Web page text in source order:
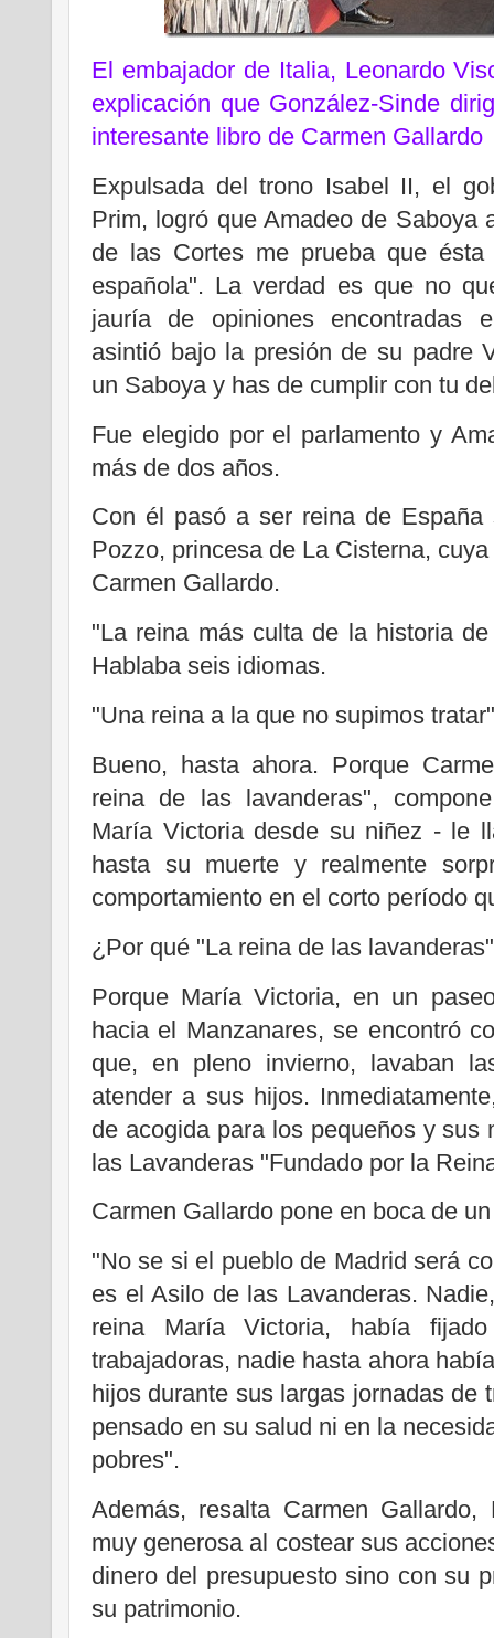
El embajador de Italia, Leonardo
explicación que González-Sinde
interesante libro de Carmen Gallardo
Expulsada del trono Isabel II, el
Prim, logró que Amadeo de Saboya
de las Cortes me prueba que
española". La verdad es que no
jauría de opiniones encontradas
asintió bajo la presión de su padre
un Saboya y has de cumplir con tu
Fue elegido por el parlamento y
más de dos años.
Con él pasó a ser reina de
Pozzo, princesa de La Cisterna,
Carmen Gallardo.
"La reina más culta de la historia
Hablaba seis idiomas.
"Una reina a la que no supimos
Bueno, hasta ahora. Porque
reina de las lavanderas",
María Victoria desde su niñez - le
hasta su muerte y realmente
comportamiento en el corto período
¿Por qué "La reina de las
Porque María Victoria, en un
hacia el Manzanares, se encontró
que, en pleno invierno, lavaban
atender a sus hijos.
de acogida para los pequeños y
las Lavanderas "Fundado por la
Carmen Gallardo pone en boca de
"No se si el pueblo de Madrid será
es el Asilo de las Lavanderas.
reina María Victoria, había
trabajadoras, nadie hasta ahora
hijos durante sus largas jornadas de
pensado en su salud ni en la
pobres".
Además, resalta Carmen
muy generosa al costear sus
dinero del presupuesto sino con su
su patrimonio.